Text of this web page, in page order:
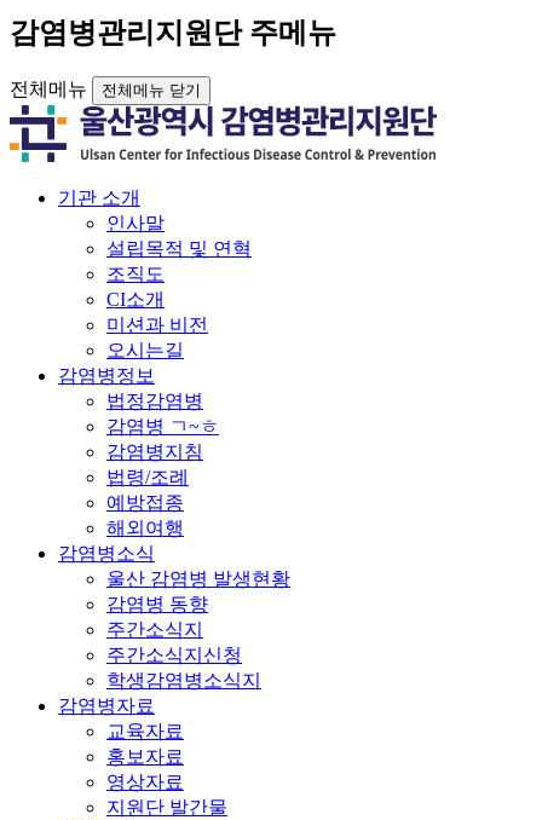
감염병관리지원단 주메뉴
전체메뉴 전체메뉴 닫기
기관 소개
인사말
설립목적 및 연혁
조직도
CI소개
미션과 비전
오시는길
감염병정보
법정감염병
감염병 ㄱ~ㅎ
감염병지침
법령/조례
예방접종
해외여행
감염병소식
울산 감염병 발생현황
감염병 동향
주간소식지
주간소식지신청
학생감염병소식지
감염병자료
교육자료
홍보자료
영상자료
지원단 발간물